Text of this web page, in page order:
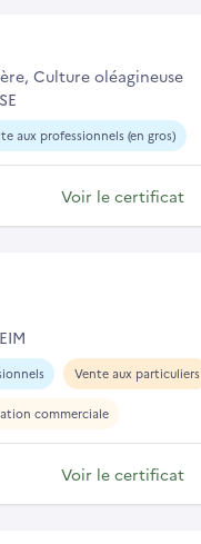
Culture oléagineuse
aux professionnels (en gros)
Voir le certificat
Vente aux particuliers
commerciale
Voir le certificat